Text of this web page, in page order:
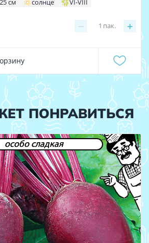
см солнце VI-VIII
− +
1 пак.
ПОНРАВИТЬСЯ
особо сладкая